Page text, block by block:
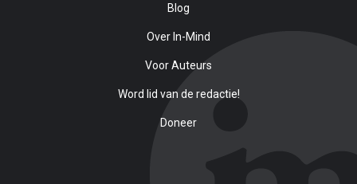
Blog
Over In-Mind
Voor Auteurs
Word lid van de redactie!
Doneer